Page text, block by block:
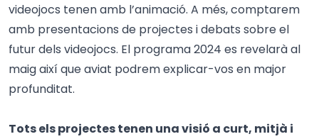
videojocs tenen amb l’animació. A més, comptarem
amb presentacions de projectes i debats sobre el
futur dels videojocs. El programa 2024 es revelarà al
maig així que aviat podrem explicar-vos en major
profunditat.
Tots els projectes tenen una visió a curt, mitjà i